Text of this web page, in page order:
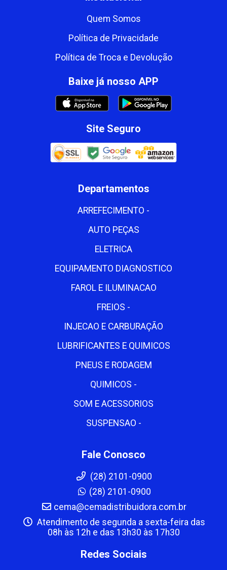
Quem Somos
Política de Privacidade
Política de Troca e Devolução
Baixe já nosso APP
Site Seguro
Departamentos
ARREFECIMENTO -
AUTO PEÇAS
ELETRICA
EQUIPAMENTO DIAGNOSTICO
FAROL E ILUMINACAO
FREIOS -
INJECAO E CARBURAÇÃO
LUBRIFICANTES E QUIMICOS
PNEUS E RODAGEM
QUIMICOS -
SOM E ACESSORIOS
SUSPENSAO -
Fale Conosco
(28) 2101-0900
(28) 2101-0900
cema@cemadistribuidora.com.br
Atendimento de segunda a sexta-feira das
08h às 12h e das 13h30 às 17h30
Redes Sociais